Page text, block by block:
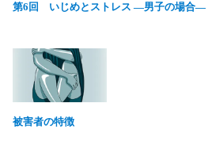
第6回 いじめとストレス ―男子の場合―
被害者の特徴